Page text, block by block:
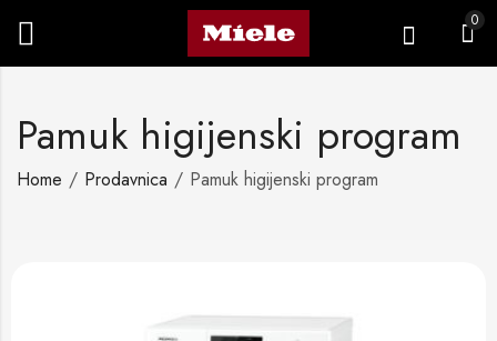
0
Pamuk higijenski program
Home Prodavnica Pamuk higijenski program